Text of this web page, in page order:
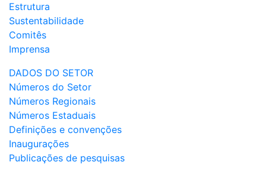
Estrutura
Sustentabilidade
Comitês
Imprensa
DADOS DO SETOR
Números do Setor
Números Regionais
Números Estaduais
Definições e convenções
Inaugurações
Publicações de pesquisas